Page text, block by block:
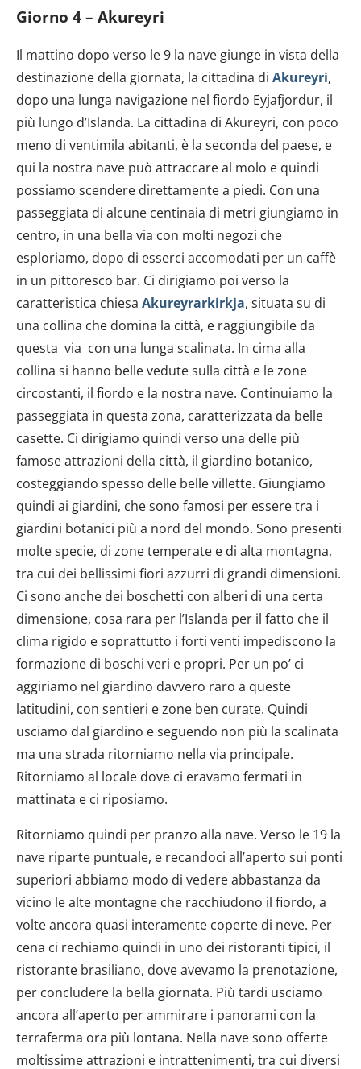
Giorno 4 – Akureyri
Il mattino dopo verso le 9 la nave giunge in vista della
destinazione della giornata, la cittadina di Akureyri,
dopo una lunga navigazione nel fiordo Eyjafjordur, il
più lungo d’Islanda. La cittadina di Akureyri, con poco
meno di ventimila abitanti, è la seconda del paese, e
qui la nostra nave può attraccare al molo e quindi
possiamo scendere direttamente a piedi. Con una
passeggiata di alcune centinaia di metri giungiamo in
centro, in una bella via con molti negozi che
esploriamo, dopo di esserci accomodati per un caffè
in un pittoresco bar. Ci dirigiamo poi verso la
caratteristica chiesa Akureyrarkirkja, situata su di
una collina che domina la città, e raggiungibile da
questa via con una lunga scalinata. In cima alla
collina si hanno belle vedute sulla città e le zone
circostanti, il fiordo e la nostra nave. Continuiamo la
passeggiata in questa zona, caratterizzata da belle
casette. Ci dirigiamo quindi verso una delle più
famose attrazioni della città, il giardino botanico,
costeggiando spesso delle belle villette. Giungiamo
quindi ai giardini, che sono famosi per essere tra i
giardini botanici più a nord del mondo. Sono presenti
molte specie, di zone temperate e di alta montagna,
tra cui dei bellissimi fiori azzurri di grandi dimensioni.
Ci sono anche dei boschetti con alberi di una certa
dimensione, cosa rara per l’Islanda per il fatto che il
clima rigido e soprattutto i forti venti impediscono la
formazione di boschi veri e propri. Per un po’ ci
aggiriamo nel giardino davvero raro a queste
latitudini, con sentieri e zone ben curate. Quindi
usciamo dal giardino e seguendo non più la scalinata
ma una strada ritorniamo nella via principale.
Ritorniamo al locale dove ci eravamo fermati in
mattinata e ci riposiamo.
Ritorniamo quindi per pranzo alla nave. Verso le 19 la
nave riparte puntuale, e recandoci all’aperto sui ponti
superiori abbiamo modo di vedere abbastanza da
vicino le alte montagne che racchiudono il fiordo, a
volte ancora quasi interamente coperte di neve. Per
cena ci rechiamo quindi in uno dei ristoranti tipici, il
ristorante brasiliano, dove avevamo la prenotazione,
per concludere la bella giornata. Più tardi usciamo
ancora all’aperto per ammirare i panorami con la
terraferma ora più lontana. Nella nave sono offerte
moltissime attrazioni e intrattenimenti, tra cui diversi